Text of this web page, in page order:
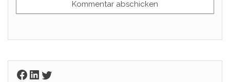
Facebook
LinkedIn
Twitter